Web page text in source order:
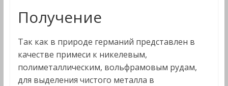
Получение
Так как в природе германий представлен в
качестве примеси к никелевым,
полиметаллическим, вольфрамовым рудам,
для выделения чистого металла в